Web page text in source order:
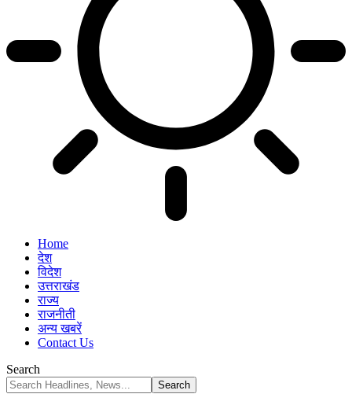
Home
देश
विदेश
उत्तराखंड
राज्य
राजनीती
अन्य खबरें
Contact Us
Search